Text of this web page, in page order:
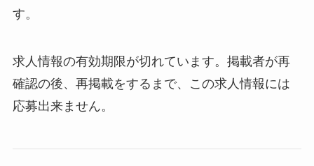
す。
求人情報の有効期限が切れています。掲載者が再
確認の後、再掲載をするまで、この求人情報には
応募出来ません。